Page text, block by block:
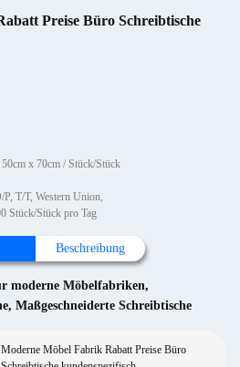
Preise Büro Schreibtische
x 70cm / Stück/Stück
T/T, Western Union,
Stück/Stück pro Tag
Beschreibung
moderne Möbelfabriken,
, Maßgeschneiderte Schreibtische
Moderne Möbel Fabrik Rabatt Preise Büro